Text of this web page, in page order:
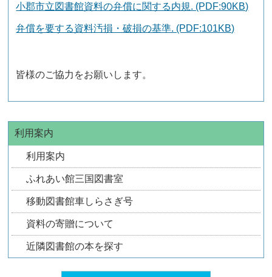
小郡市立図書館資料の弁償に関する内規. (PDF:90KB)
弁償を要する資料汚損・破損の基準. (PDF:101KB)
皆様のご協力をお願いします。
利用案内
利用案内
ふれあい館三国図書室
移動図書館車しらさぎ号
資料の寄贈について
近隣図書館の本を探す